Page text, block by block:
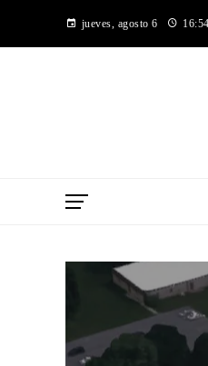
jueves, agosto 6